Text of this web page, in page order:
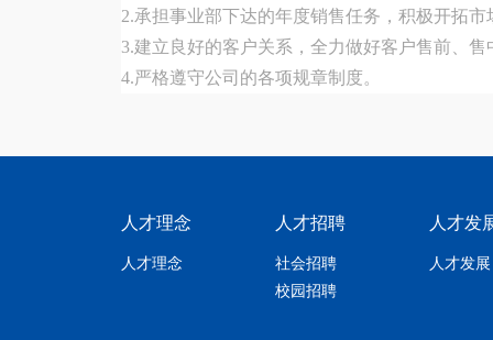
2.承担事业部下达的年度销售任务，积极开拓
3.建立良好的客户关系，全力做好客户售前、
4.严格遵守公司的各项规章制度。
人才理念 人才招聘 人才发
人才理念
社会招聘
校园招聘
人才发展